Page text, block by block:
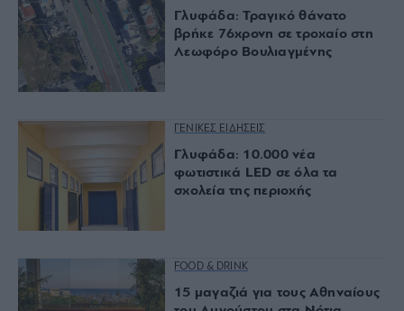
Γλυφάδα: Τραγικό θάνατο
βρήκε 76χρονη σε τροχαίο στη
Λεωφόρο Βουλιαγμένης
ΓΕΝΙΚΕΣ ΕΙΔΗΣΕΙΣ
Γλυφάδα: 10.000 νέα
φωτιστικά LED σε όλα τα
σχολεία της περιοχής
FOOD & DRINK
15 μαγαζιά για τους Αθηναίους